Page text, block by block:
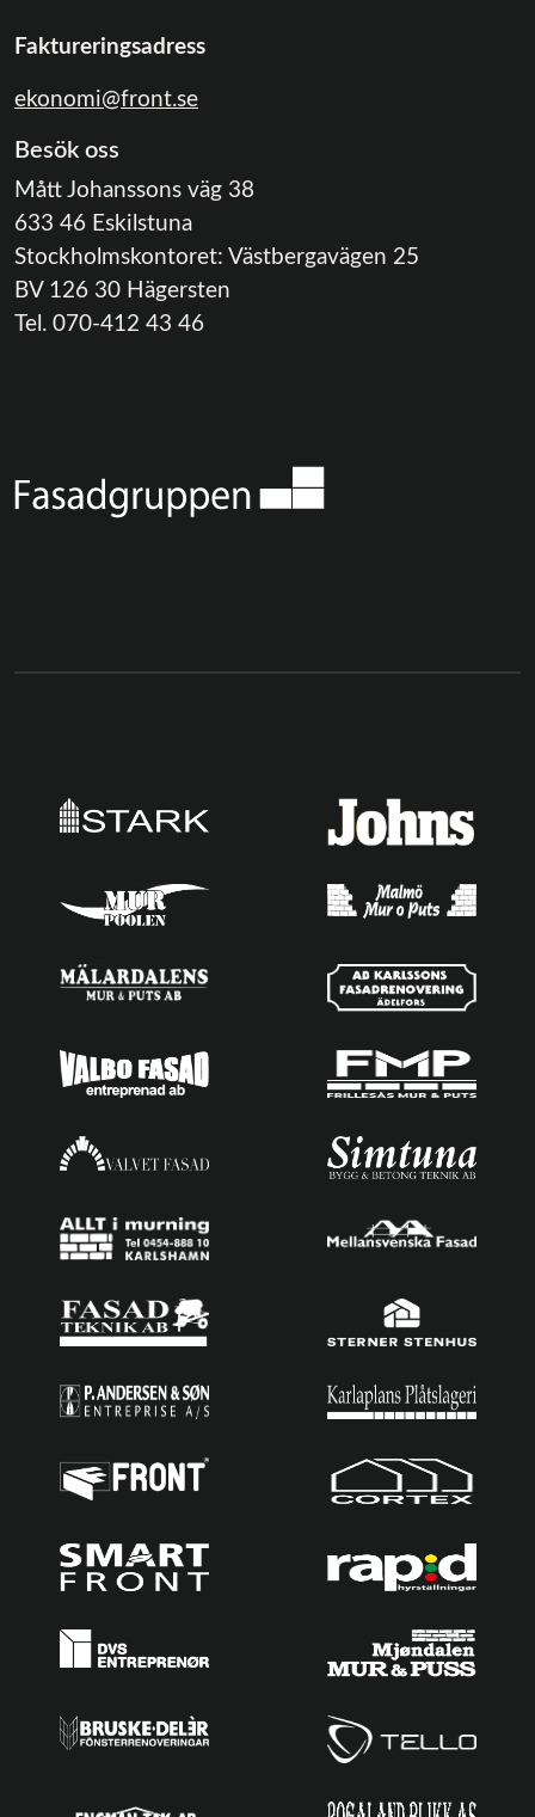
Faktureringsadress
ekonomi@front.se
Besök oss
Mått Johanssons väg 38
633 46 Eskilstuna
Stockholmskontoret: Västbergavägen 25
BV 126 30 Hägersten
Tel. 070-412 43 46